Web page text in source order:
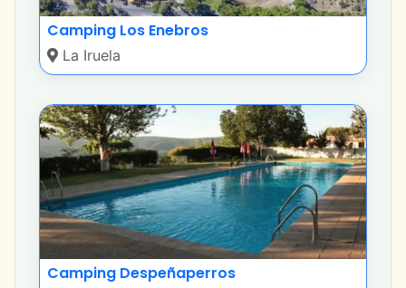
Camping Los Enebros
La Iruela
Camping Despeñaperros